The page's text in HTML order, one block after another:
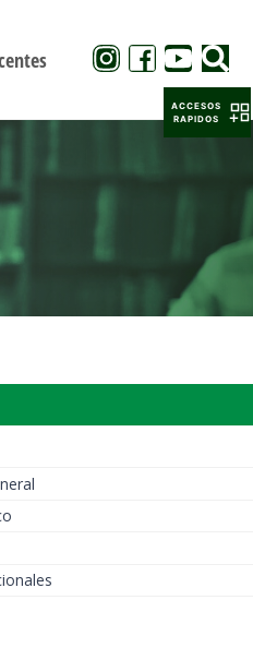
ACCESOS
RAPIDOS